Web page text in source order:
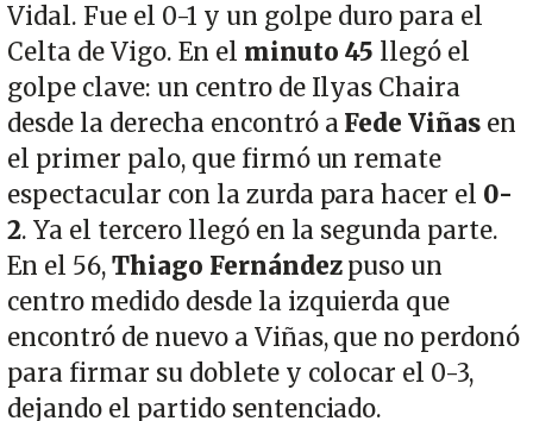
Vidal. Fue el 0-1 y un golpe duro para el
Celta de Vigo. En el minuto 45 llegó el
golpe clave: un centro de Ilyas Chaira
desde la derecha encontró aFede Viñas en
el primer palo, que firmó un remate
espectacular con la zurda para hacer el 0-
2. Ya el tercero llegó en la segunda parte.
En el 56,Thiago Fernándezpuso un
centro medido desde la izquierda que
encontró de nuevo a Viñas, que no perdonó
para firmar su doblete y colocar el 0-3,
dejando el partido sentenciado.